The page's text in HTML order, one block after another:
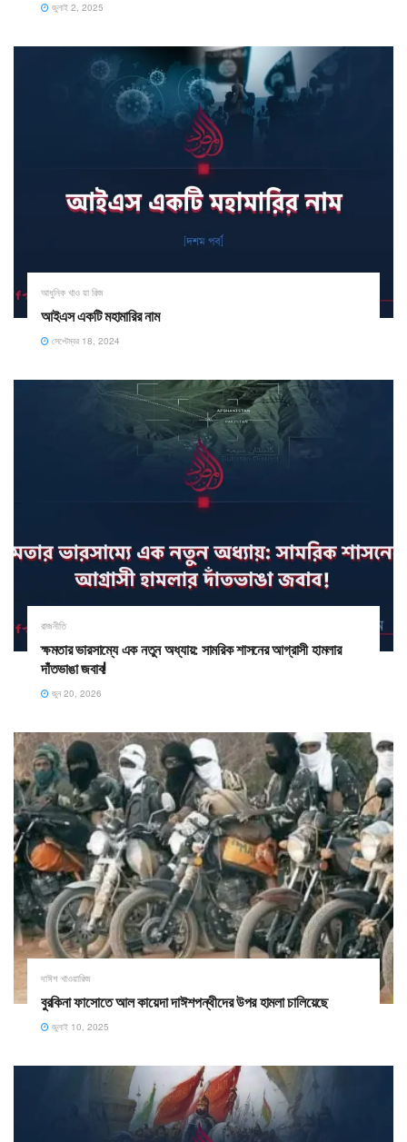
জুলাই 2, 2025
আধুনিক খাও য়া রিজ
আইএস একটি মহামারির নাম
সেপ্টেম্বর 18, 2024
রাজনীতি
ক্ষমতার ভারসাম্যে এক নতুন অধ্যায়: সামরিক শাসনের আগ্রাসী হামলার
দাঁতভাঙা জবাব!
জুন 20, 2026
দাঈশ খাওয়ারিজ
বুরকিনা ফাসোতে আল কায়েদা দাঈশপন্থীদের উপর হামলা চালিয়েছে
জুলাই 10, 2025